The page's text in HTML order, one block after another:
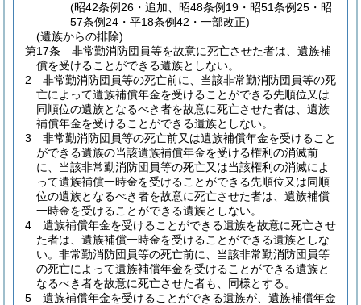
(昭42条例26・追加、昭48条例19・昭51条例25・昭
57条例24・平18条例42・一部改正)
(遺族からの排除)
第17条
非常勤消防団員等を故意に死亡させた者は、遺族補
償を受けることができる遺族としない。
2
非常勤消防団員等の死亡前に、当該非常勤消防団員等の死
亡によって遺族補償年金を受けることができる先順位又は
同順位の遺族となるべき者を故意に死亡させた者は、遺族
補償年金を受けることができる遺族としない。
3
非常勤消防団員等の死亡前又は遺族補償年金を受けること
ができる遺族の当該遺族補償年金を受ける権利の消滅前
に、当該非常勤消防団員等の死亡又は当該権利の消滅によ
って遺族補償一時金を受けることができる先順位又は同順
位の遺族となるべき者を故意に死亡させた者は、遺族補償
一時金を受けることができる遺族としない。
4
遺族補償年金を受けることができる遺族を故意に死亡させ
た者は、遺族補償一時金を受けることができる遺族としな
い。 非常勤消防団員等の死亡前に、当該非常勤消防団員等
の死亡によって遺族補償年金を受けることができる遺族と
なるべき者を故意に死亡させた者も、同様とする。
5
遺族補償年金を受けることができる遺族が、遺族補償年金